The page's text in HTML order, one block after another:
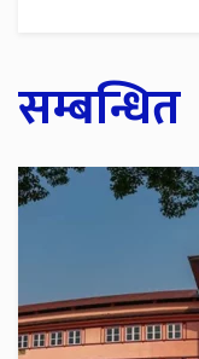
सम्बन्धित